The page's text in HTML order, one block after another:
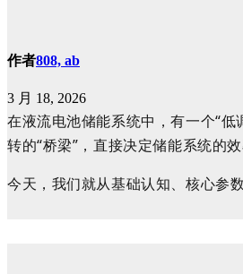
作者808, ab
3 月 18, 2026
在液流电池储能系统中，有一个“
转的“桥梁”，直接决定储能系统的效
今天，我们就从基础认知、核心参